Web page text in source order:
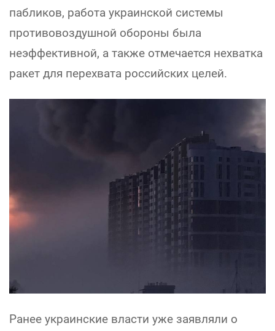
пабликов, работа украинской системы
противовоздушной обороны была
неэффективной, а также отмечается нехватка
ракет для перехвата российских целей.
Ранее украинские власти уже заявляли о